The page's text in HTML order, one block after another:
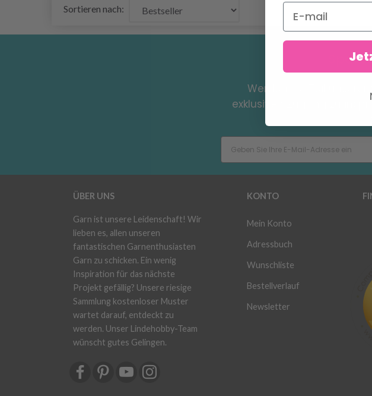
Sortieren nach:
Werden Sie Teil
exklusiven Zugang zu
ÜBER UNS
Garn ist unsere Leidenschaft! Wir
lieben es, allen unseren
fantastischen Garnenthusiasten
Garn zu schicken. Ein wenig
Inspiration für das nächste
Projekt gefällig? Unsere riesige
Sammlung kostenloser Muster
wartet darauf, entdeckt zu
werden. Unser Lindehobby-Team
wünscht gutes Gelingen.
KONTO
Mein Konto
Adressbuch
Wunschliste
Bestellverlauf
Newsletter